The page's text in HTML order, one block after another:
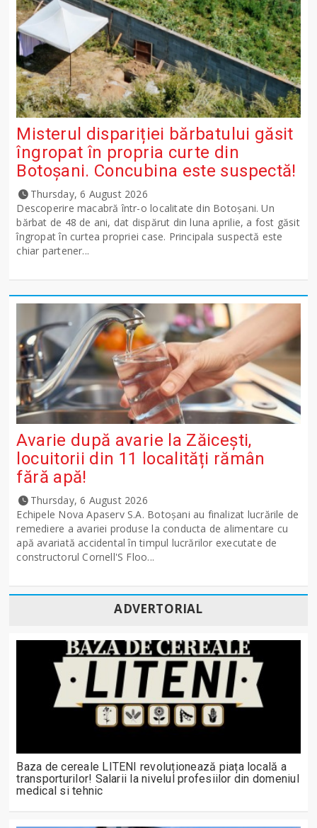
Misterul dispariției bărbatului găsit
îngropat în propria curte din
Botoșani. Concubina este suspectă!
Thursday, 6 August 2026
Descoperire macabră într-o localitate din Botoșani. Un
bărbat de 48 de ani, dat dispărut din luna aprilie, a fost găsit
îngropat în curtea propriei case. Principala suspectă este
chiar partener...
Avarie după avarie la Zăicești,
locuitorii din 11 localități rămân
fără apă!
Thursday, 6 August 2026
Echipele Nova Apaserv S.A. Botoșani au finalizat lucrările de
remediere a avariei produse la conducta de alimentare cu
apă avariată accidental în timpul lucrărilor executate de
constructorul Cornell'S Floo...
ADVERTORIAL
Baza de cereale LITENI revoluționează piața locală a
transporturilor! Salarii la nivelul profesiilor din domeniul
medical si tehnic